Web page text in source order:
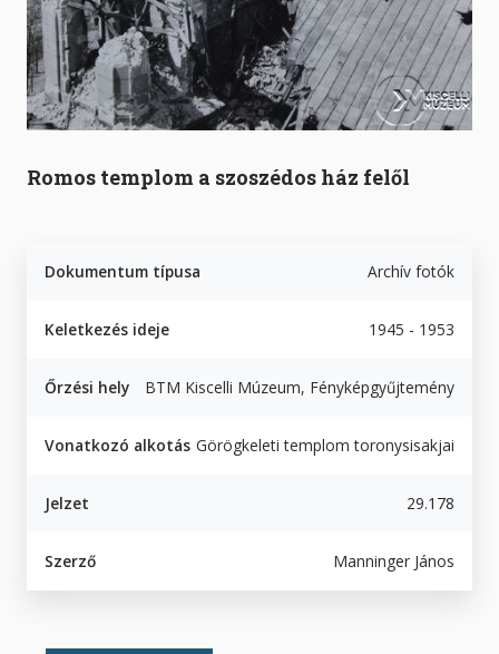
Romos templom a szoszédos ház felől
Dokumentum típusa Archív fotók
Keletkezés ideje 1945 - 1953
Őrzési hely BTM Kiscelli Múzeum, Fényképgyűjtemény
Vonatkozó alkotás Görögkeleti templom toronysisakjai
Jelzet 29.178
Szerző Manninger János